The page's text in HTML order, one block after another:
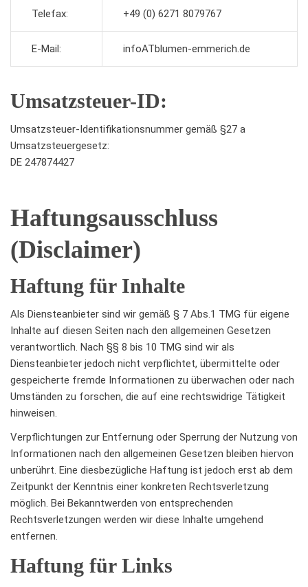
Telefax: +49 (0) 6271 8079767
E-Mail: infoATblumen-emmerich.de
Umsatzsteuer-ID:
Umsatzsteuer-Identifikationsnummer gemäß §27 a
Umsatzsteuergesetz:
DE 247874427
Haftungsausschluss
(Disclaimer)
Haftung für Inhalte
Als Diensteanbieter sind wir gemäß § 7 Abs.1 TMG für eigene
Inhalte auf diesen Seiten nach den allgemeinen Gesetzen
verantwortlich. Nach §§ 8 bis 10 TMG sind wir als
Diensteanbieter jedoch nicht verpflichtet, übermittelte oder
gespeicherte fremde Informationen zu überwachen oder nach
Umständen zu forschen, die auf eine rechtswidrige Tätigkeit
hinweisen.
Verpflichtungen zur Entfernung oder Sperrung der Nutzung von
Informationen nach den allgemeinen Gesetzen bleiben hiervon
unberührt. Eine diesbezügliche Haftung ist jedoch erst ab dem
Zeitpunkt der Kenntnis einer konkreten Rechtsverletzung
möglich. Bei Bekanntwerden von entsprechenden
Rechtsverletzungen werden wir diese Inhalte umgehend
entfernen.
Haftung für Links